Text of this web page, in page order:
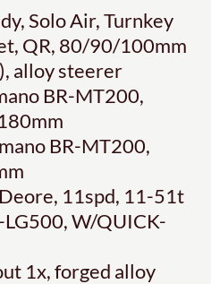
Solo Air, Turnkey
QR, 80/90/100mm
alloy steerer
BR-MT200,
BR-MT200,
11spd, 11-51t
LG500, W/QUICK-
1x, forged alloy